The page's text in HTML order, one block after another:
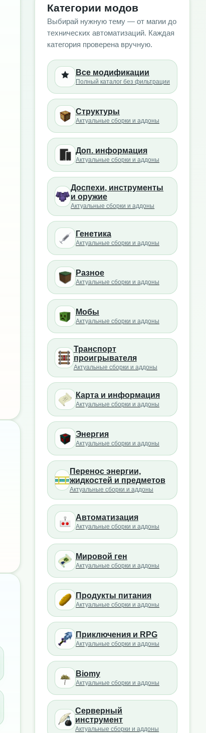
Категории модов
Выбирай нужную тему — от магии до
технических автоматизаций. Каждая
категория проверена вручную.
Все модификации
Полный каталог без фильтрации
Структуры
Актуальные сборки и аддоны
Доп. информация
Актуальные сборки и аддоны
Доспехи, инструменты
и оружие
Актуальные сборки и аддоны
Генетика
Актуальные сборки и аддоны
Разное
Актуальные сборки и аддоны
Мобы
Актуальные сборки и аддоны
Транспорт
проигрывателя
Актуальные сборки и аддоны
Карта и информация
Актуальные сборки и аддоны
Энергия
Актуальные сборки и аддоны
Перенос энергии,
жидкостей и предметов
Актуальные сборки и аддоны
Автоматизация
Актуальные сборки и аддоны
Мировой ген
Актуальные сборки и аддоны
Продукты питания
Актуальные сборки и аддоны
Приключения и RPG
Актуальные сборки и аддоны
Biomy
Актуальные сборки и аддоны
Серверный
инструмент
Актуальные сборки и аддоны